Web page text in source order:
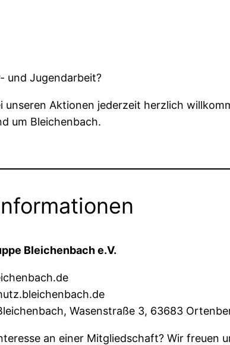
und Jugendarbeit?
unseren Aktionen jederzeit herzlich
um Bleichenbach.
Bleichenbach e.V.
Wasenstraße 3, 63683
an einer Mitgliedschaft? Wir freuen